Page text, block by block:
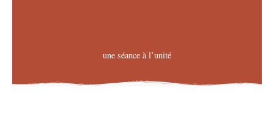
une séance à l’unité